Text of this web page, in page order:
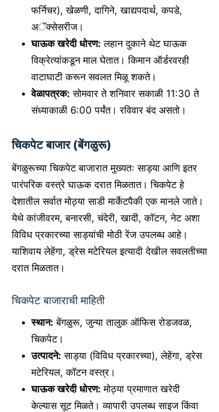
फर्निचर), खेळणी, दागिने, खाद्यपदार्थ, कपडे,
अॅक्सेसरीज।
घाऊक खरेदी धोरण: लहान दुकाने थेट घाऊक
विक्रेत्यांकडून माल घेतात। किमान ऑर्डरवरही
वाटाघाटी करून सवलत मिळू शकते।
वेळापत्रक: सोमवार ते शनिवार सकाळी 11:30 ते
संध्याकाळी 6:00 पर्यंत। रविवार बंद असतो।
चिकपेट बाजार (बेंगळुरू)
बेंगळुरूच्या चिकपेट बाजारात मुख्यतः साड्या आणि इतर
पारंपरिक वस्त्रे घाऊक दरात मिळतात। चिकपेट हे
देशातील सर्वात मोठ्या साडी मार्केटपैकी एक मानले जाते।
येथे कांजीवरम, बनारसी, चंदेरी, खादी, कॉटन, नेट अशा
विविध प्रकारच्या साड्यांची मोठी रेंज उपलब्ध आहे।
याशिवाय लेहेंगा, ड्रेस मटेरियल इत्यादी देखील सवलतीच्या
दरात मिळतात।
चिकपेट बाजाराची माहिती
स्थान: बेंगळुरू, जुन्या तालुक ऑफिस रोडजवळ,
चिकपेट।
उत्पादने: साड्या (विविध प्रकारच्या), लेहेंगा, ड्रेस
मटेरियल, कॉटन वस्त्र।
घाऊक खरेदी धोरण: मोठ्या प्रमाणात खरेदी
केल्यास सूट मिळते। व्यापारी उपलब्ध साइज किंवा